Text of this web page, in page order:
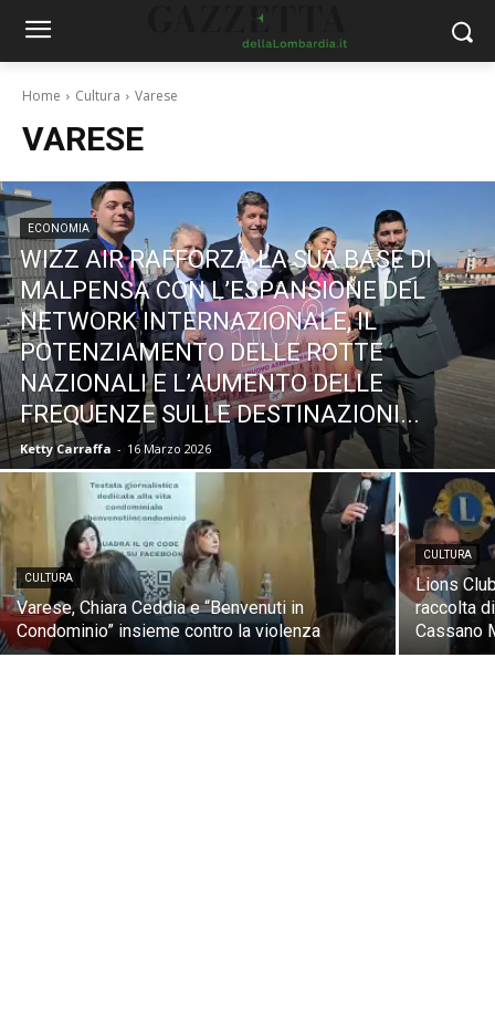
Home Cultura Varese
VARESE
ECONOMIA
WIZZ AIR RAFFORZA LA SUA BASE DI
MALPENSA CON L’ESPANSIONE DEL
NETWORK INTERNAZIONALE, IL
POTENZIAMENTO DELLE ROTTE
NAZIONALI E L’AUMENTO DELLE
FREQUENZE SULLE DESTINAZIONI...
Ketty Carraffa - 16 Marzo 2026
CULTURA
Varese, Chiara Ceddia e “Benvenuti in
Condominio” insieme contro la violenza
CULTURA
Lions
raccolta
Cassano